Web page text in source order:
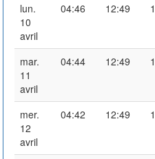
lun.
10
avril
04:46 12:49
mar.
11
avril
04:44 12:49
mer.
12
avril
04:42 12:49